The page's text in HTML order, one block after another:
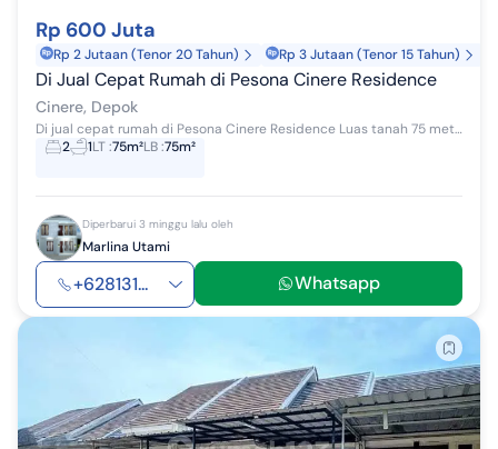
Rp 600 Juta
Rp 2 Jutaan (Tenor 20 Tahun) Rp 3 Jutaan (Tenor 15 Tahun)
Di Jual Cepat Rumah di Pesona Cinere Residence
Cinere, Depok
Di jual cepat rumah di Pesona Cinere Residence Luas tanah 75 meter Luas bangunan 80 meter Kamar 2 Kamar mandi 1 Carport mobil Dapur Ruang tamu S...
2
1LT:75m²LB:75m²
Diperbarui 3 minggu lalu oleh
Marlina Utami
+628131... Whatsapp